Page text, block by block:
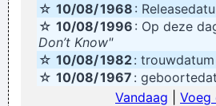
☆ 10/08/1968 :
☆ 10/08/1996 : Op deze
Don’t Know"
☆ 10/08/1982: trouwdatum
☆ 10/08/1967 :
Vandaag
Voeg